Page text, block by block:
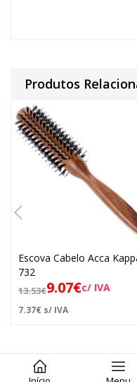
Produtos
Escova Cabelo Acca
732
13.53€9.07€c/ IVA
7.37€ s/ IVA